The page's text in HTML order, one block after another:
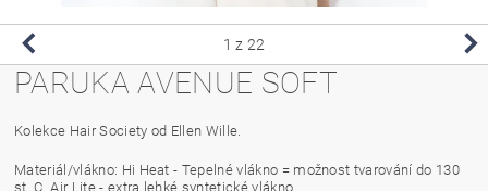
1 z 22
PARUKA AVENUE SOFT
Kolekce Hair Society od Ellen Wille.
Materiál/vlákno: Hi Heat - Tepelné vlákno = možnost tvarování do 130
st. C. Air Lite - extra lehké syntetické vlákno.